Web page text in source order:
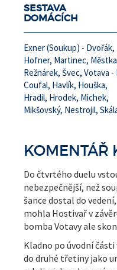
SESTAVA
DOMÁCÍCH
Exner (Soukup) - Dvořák,
Hofner, Martinec,
Režnárek, Švec, Votava -
Coufal, Havlík, Houška,
Hradil, Hrodek, Michek,
Mikšovský, Nestrojil,
KOMENTÁŘ
Do čtvrtého duelu
nebezpečnější, než
šance dostal do
mohla Hostivař v
bomba Votavy ale
Kladno po úvodní
do druhé třetiny jako